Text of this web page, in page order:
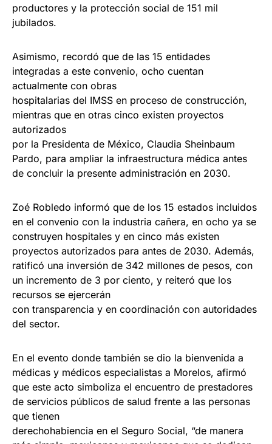
productores y la protección social de 151 mil
jubilados.
Asimismo, recordó que de las 15 entidades
integradas a este convenio, ocho cuentan
actualmente con obras
hospitalarias del IMSS en proceso de construcción,
mientras que en otras cinco existen proyectos
autorizados
por la Presidenta de México, Claudia Sheinbaum
Pardo, para ampliar la infraestructura médica antes
de concluir la presente administración en 2030.
Zoé Robledo informó que de los 15 estados incluidos
en el convenio con la industria cañera, en ocho ya se
construyen hospitales y en cinco más existen
proyectos autorizados para antes de 2030. Además,
ratificó una inversión de 342 millones de pesos, con
un incremento de 3 por ciento, y reiteró que los
recursos se ejercerán
con transparencia y en coordinación con autoridades
del sector.
En el evento donde también se dio la bienvenida a
médicas y médicos especialistas a Morelos, afirmó
que este acto simboliza el encuentro de prestadores
de servicios públicos de salud frente a las personas
que tienen
derechohabiencia en el Seguro Social, “de manera